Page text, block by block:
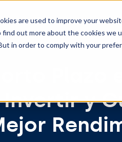
are used to improve your
out more about the cookies we
in order to comply with your
Herramientas
Plazo
y